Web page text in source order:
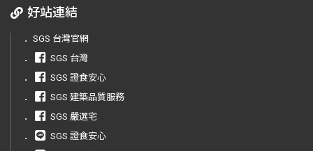
好站連結
． SGS 台灣官網
．
SGS 台灣
．
SGS 證食安心
．
SGS 建築品質服務
．
SGS 嚴選宅
．
SGS 證食安心